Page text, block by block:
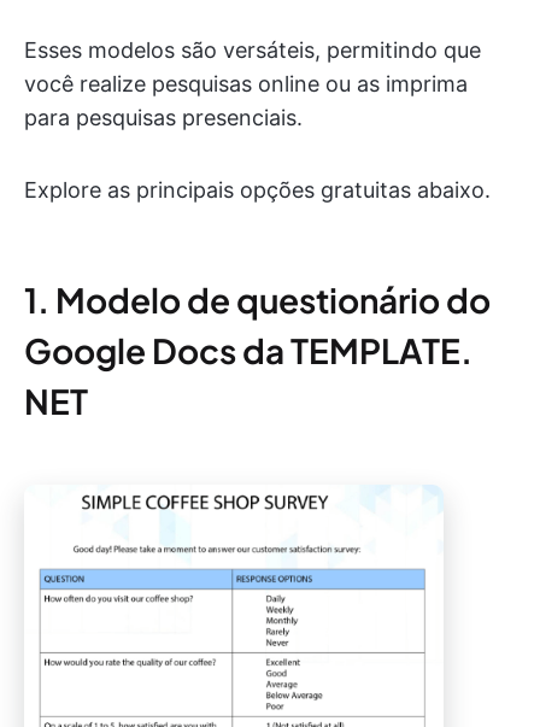
Esses modelos são versáteis, permitindo que
você realize pesquisas online ou as imprima
para pesquisas presenciais.
Explore as principais opções gratuitas abaixo.
1. Modelo de questionário do
Google Docs da TEMPLATE.
NET